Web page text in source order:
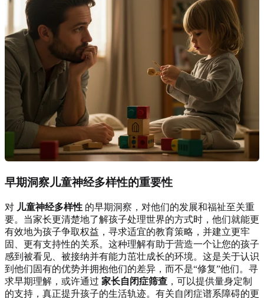
早期洞察儿童神经多样性的重要性
对 儿童神经多样性 的早期洞察，对他们的发展和福祉至关重
要。当家长更清楚地了解孩子处理世界的方式时，他们就能更
有效地为孩子争取权益，寻求适宜的教育策略，并建立更牢
固、更有支持性的关系。这种理解有助于营造一个让您的孩子
感到被看见、被接纳并有能力茁壮成长的环境。这是关于认识
到他们固有的优势并拥抱他们的差异，而不是“修复”他们。寻
求早期理解，或许通过 家长自闭症筛查 ，可以提供量身定制
的支持，真正提升孩子的生活轨迹。有关自闭症谱系障碍的更